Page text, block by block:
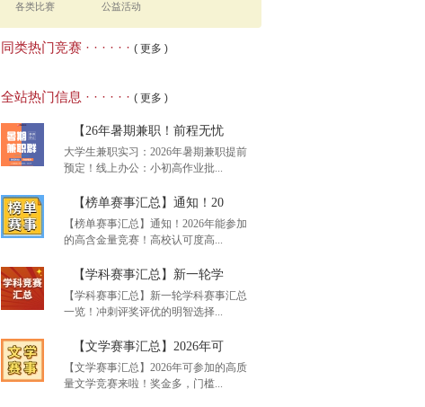
各类比赛 公益活动
同类热门竞赛 · · · · · · ( 更多 )
全站热门信息 · · · · · · ( 更多 )
【26年暑期兼职！前程无忧
大学生兼职实习：2026年暑期兼职提前
预定！线上办公：小初高作业批...
【26年暑期兼职！前程无忧
【榜单赛事汇总】通知！20
【榜单赛事汇总】通知！2026年能参加
的高含金量竞赛！高校认可度高...
【榜单赛事汇总】通知！20
【学科赛事汇总】新一轮学
【学科赛事汇总】新一轮学科赛事汇总
一览！冲刺评奖评优的明智选择...
【学科赛事汇总】新一轮学
【文学赛事汇总】2026年可
【文学赛事汇总】2026年可参加的高质
量文学竞赛来啦！奖金多，门槛...